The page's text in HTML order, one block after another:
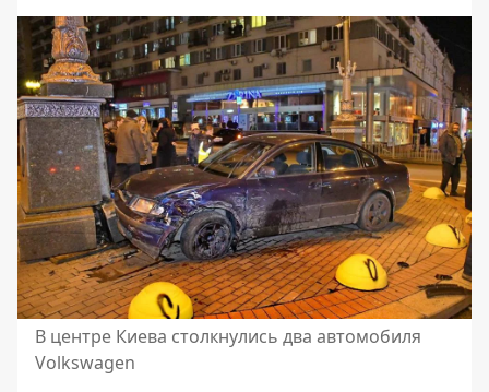
В центре Киева столкнулись два автомобиля
Volkswagen